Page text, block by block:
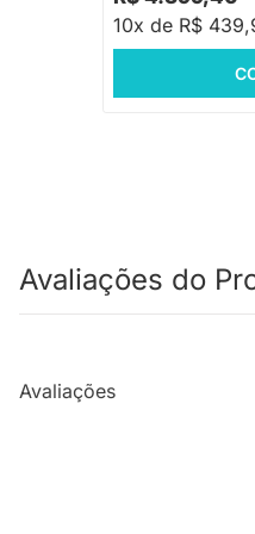
10x de R$
Avaliações do
Avaliações